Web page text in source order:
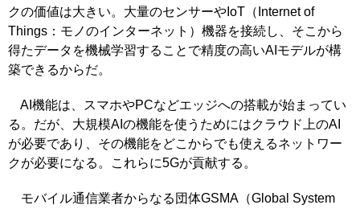
クの価値は大きい。大量のセンサーやIoT（Internet of
Things：モノのインターネット）機器を接続し、そこから
得たデータを機械学習することで精度の高いAIモデルが構
築できるからだ。
AI機能は、スマホやPCなどエッジへの搭載が始まってい
る。だが、大規模AIの機能を使うためにはクラウド上のAI
が必要であり、その機能をどこからでも使えるネットワー
クが必要になる。これらに5Gが貢献する。
モバイル通信業者からなる団体GSMA（Global System